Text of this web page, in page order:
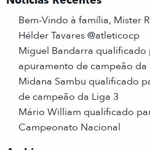
Bem-Vindo à família, Mister
Hélder Tavares @atleticocp
Miguel Bandarra qualificado
apuramento de campeão da
Midana Sambu qualificado
de campeão da Liga 3
Mário William qualificado
Campeonato Nacional